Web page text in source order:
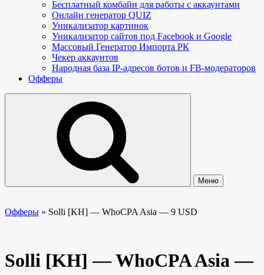
Бесплатный комбайн для работы с аккаунтами
Онлайн генератор QUIZ
Уникализатор картинок
Уникализатор сайтов под Facebook и Google
Массовый Генератор Импорта РК
Чекер аккаунтов
Народная база IP-адресов ботов и FB-модераторов
Офферы
Меню
Офферы » Solli [KH] — WhoCPA Asia — 9 USD
Solli [KH] — WhoCPA Asia —